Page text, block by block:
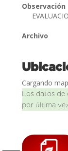
Observación
Archivo
Cargando
Los datos de
por última